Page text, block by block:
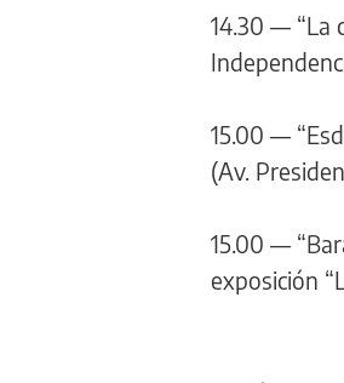
14.30 — “La
15.00 —
(Av.
15.00 —
exposición